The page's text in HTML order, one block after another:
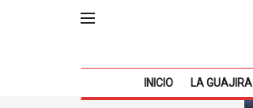
INICIO LA GUAJIRA